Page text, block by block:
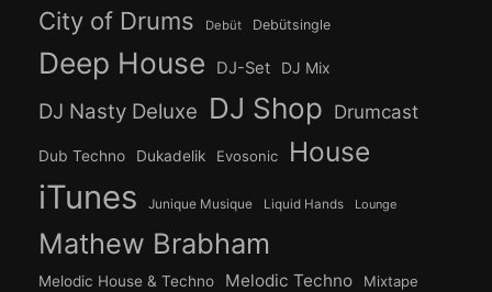
City of Drums Debüt Debütsingle
Deep House DJ-Set DJ Mix
DJ Nasty Deluxe DJ Shop Drumcast
Dub Techno Dukadelik Evosonic House
iTunes Junique Musique Liquid Hands Lounge
Mathew Brabham
Melodic House & Techno Melodic Techno Mixtape